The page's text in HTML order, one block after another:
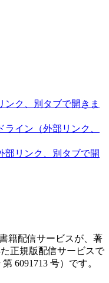
ンク、別タブで開きま
ライン （外部リンク、
部リンク、別タブで開
籍配信サービスが、著
正規版配信サービスで
6091713 号）です。